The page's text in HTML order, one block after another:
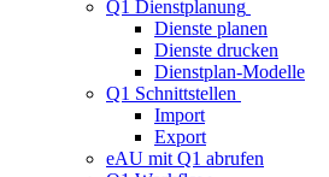
Q1 Dienstplanung
Dienste planen
Dienste drucken
Dienstplan-Modelle
Q1 Schnittstellen
Import
Export
eAU mit Q1 abrufen